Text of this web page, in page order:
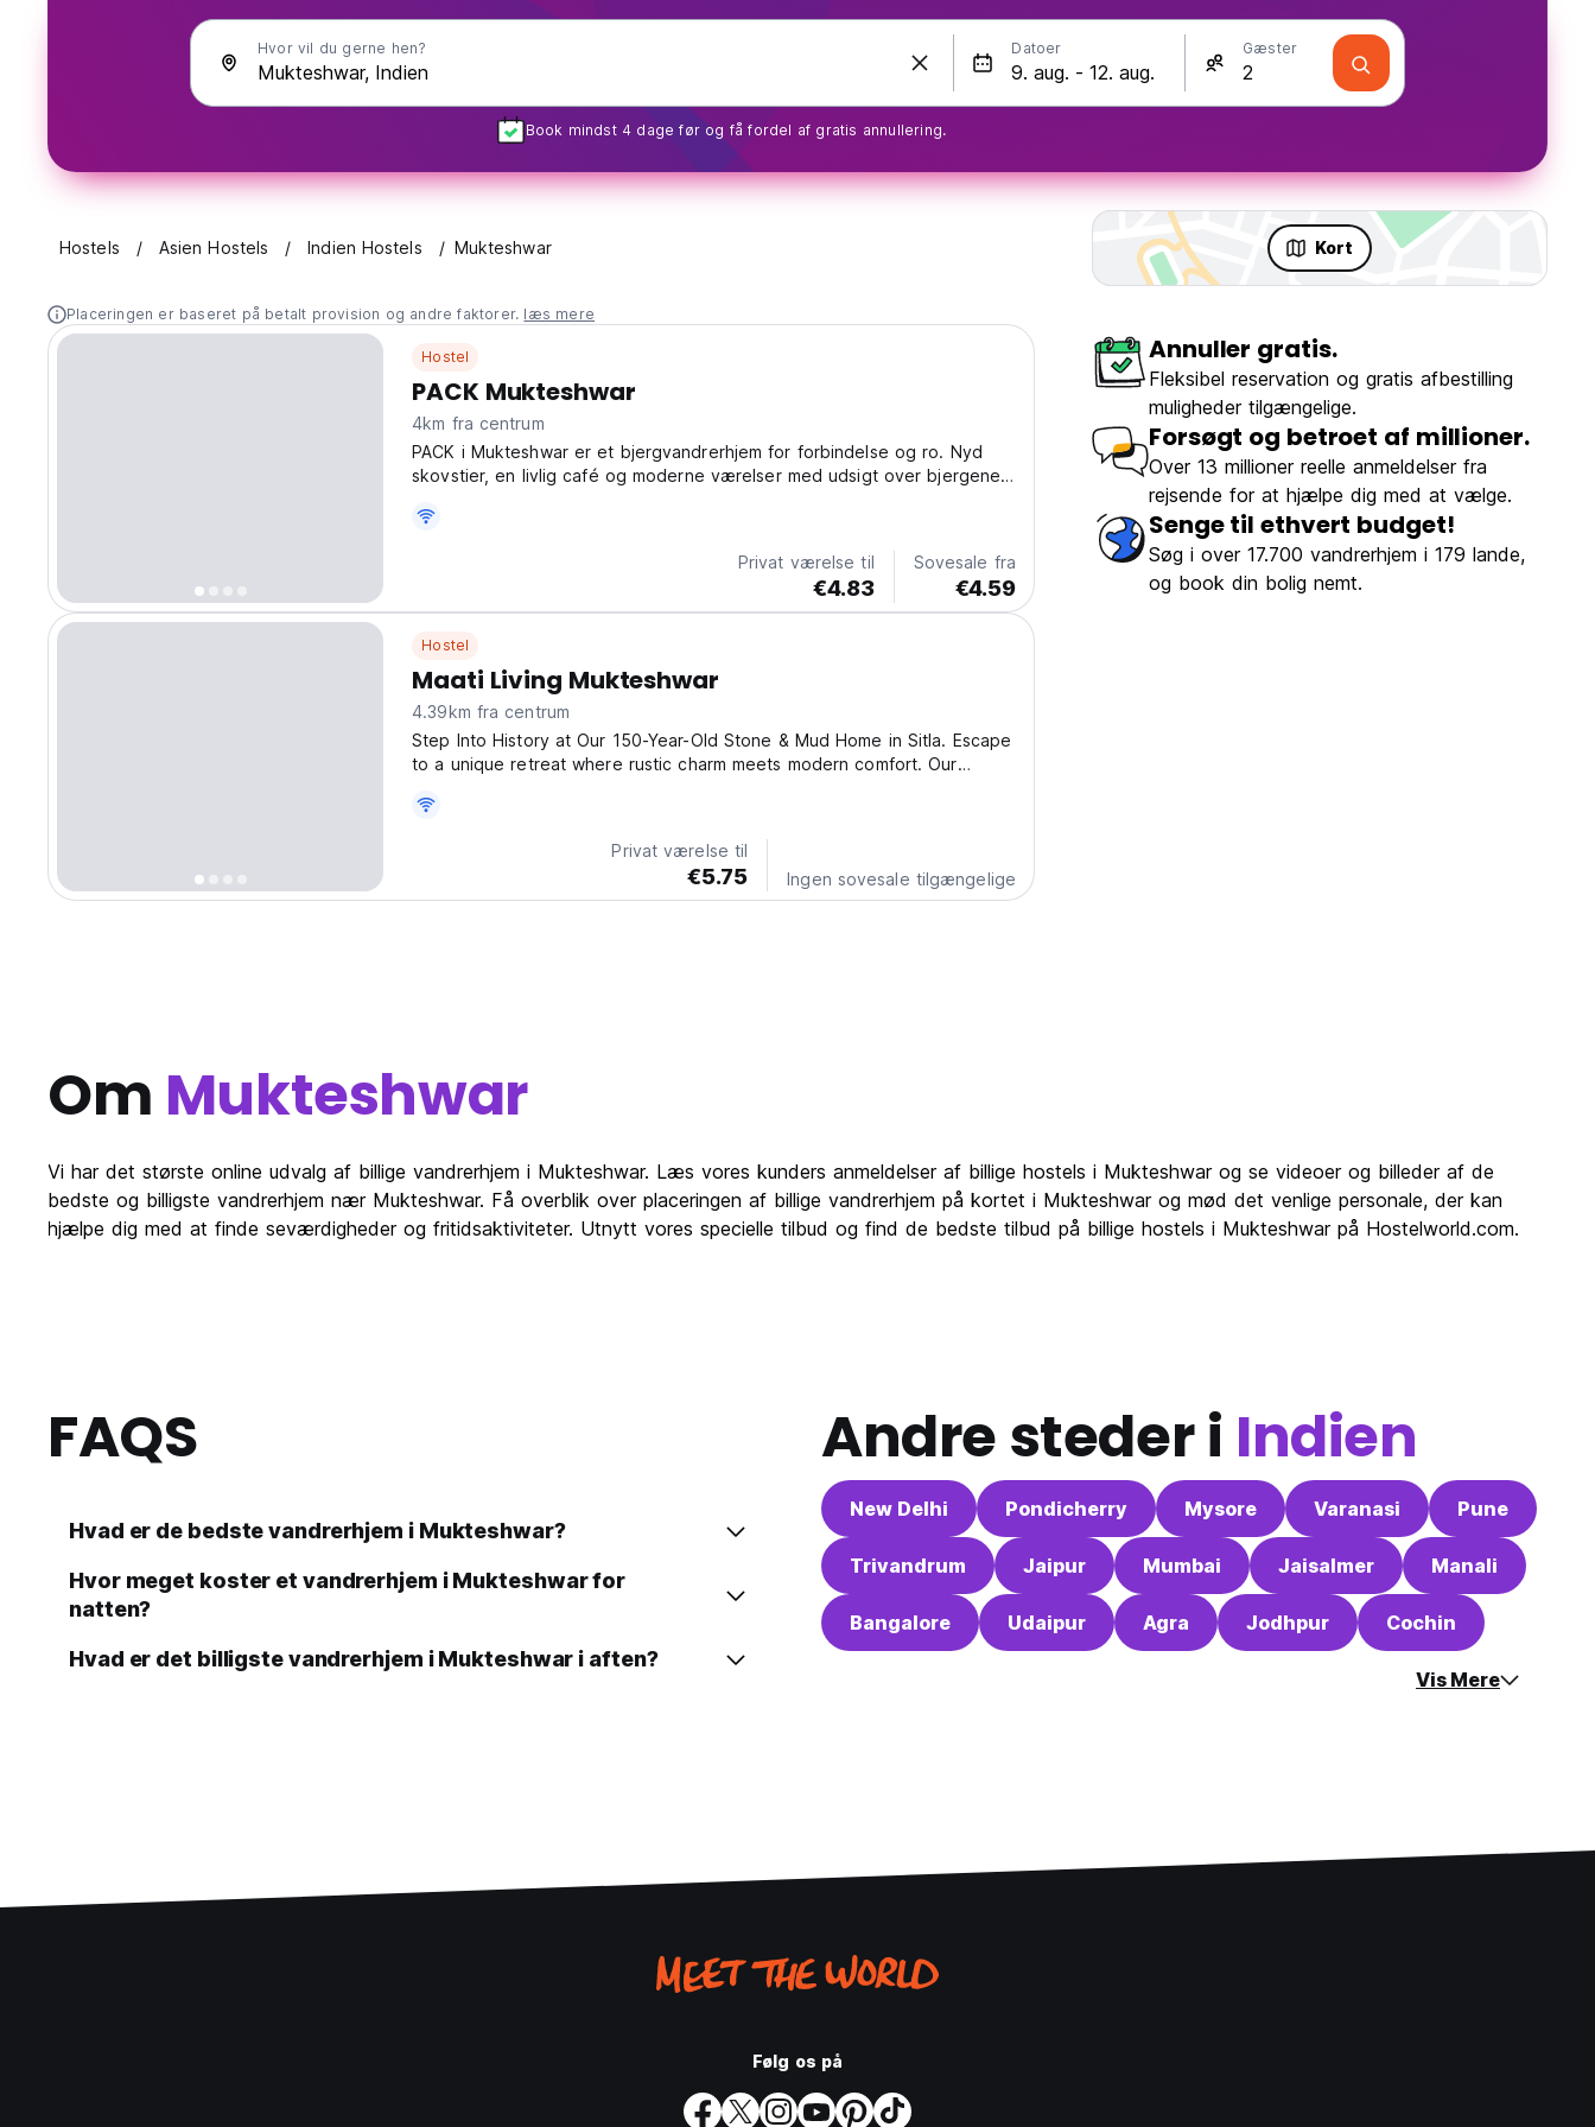
Hvor vil du gerne hen? Datoer Gæster
Book mindst 4 dage før og få fordel af gratis annullering.
Hostels Asien Hostels Indien Hostels Mukteshwar Kort
Placeringen er baseret på betalt provision og andre faktorer. læs mere
Hostel
PACK Mukteshwar
4km fra centrum
PACK i Mukteshwar er et bjergvandrerhjem for forbindelse og ro. Nyd
skovstier, en livlig café og moderne værelser med udsigt over bjergene –
language)
Privat værelse til
€4.83
Sovesale fra
€4.59
Hostel
Maati Living Mukteshwar
4.39km fra centrum
Step Into History at Our 150-Year-Old Stone & Mud Home in Sitla. Escape
to a unique retreat where rustic charm meets modern comfort. Our
views of the Himalayas, including Trishul and...
Privat værelse til
€5.75 Ingen sovesale tilgængelige
Annuller gratis.
Fleksibel reservation og gratis afbestilling
muligheder tilgængelige.
Forsøgt og betroet af millioner.
Over 13 millioner reelle anmeldelser fra
rejsende for at hjælpe dig med at vælge.
Senge til ethvert budget!
Søg i over 17.700 vandrerhjem i 179 lande,
og book din bolig nemt.
Om Mukteshwar
Vi har det største online udvalg af billige vandrerhjem i Mukteshwar. Læs vores kunders anmeldelser af billige hostels i Mukteshwar og se videoer og billeder af de
bedste og billigste vandrerhjem nær Mukteshwar. Få overblik over placeringen af billige vandrerhjem på kortet i Mukteshwar og mød det venlige personale, der kan
hjælpe dig med at finde seværdigheder og fritidsaktiviteter. Utnytt vores specielle tilbud og find de bedste tilbud på billige hostels i Mukteshwar på Hostelworld.com.
FAQS
Hvad er de bedste vandrerhjem i Mukteshwar?
Hvor meget koster et vandrerhjem i Mukteshwar for
natten?
Hvad er det billigste vandrerhjem i Mukteshwar i aften?
Andre steder i Indien
New Delhi Pondicherry Mysore Varanasi Pune
Trivandrum Jaipur Mumbai Jaisalmer Manali
Bangalore Udaipur Agra Jodhpur Cochin
Vis Mere
Følg os på